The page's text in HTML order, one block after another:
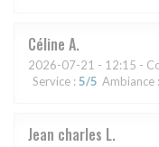
Céline A
2026-07-21 - 12:15 -
Service : 5/5 Ambiance :
Jean charles L